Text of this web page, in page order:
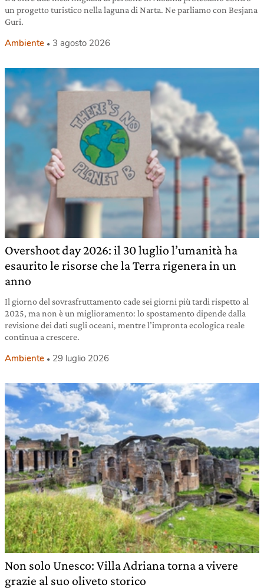
un progetto turistico nella laguna di Narta. Ne parliamo con Besjana
Guri.
Ambiente 3 agosto 2026
Overshoot day 2026: il 30 luglio l’umanità ha
esaurito le risorse che la Terra rigenera in un
anno
Il giorno del sovrasfruttamento cade sei giorni più tardi rispetto al
2025, ma non è un miglioramento: lo spostamento dipende dalla
revisione dei dati sugli oceani, mentre l’impronta ecologica reale
continua a crescere.
Ambiente 29 luglio 2026
Non solo Unesco: Villa Adriana torna a vivere
grazie al suo oliveto storico